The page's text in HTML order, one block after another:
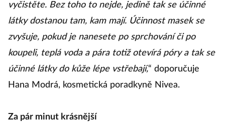
vyčistěte. Bez toho to nejde, jedině tak se účinné
látky dostanou tam, kam mají. Účinnost masek se
zvyšuje, pokud je nanesete po sprchování či po
koupeli, teplá voda a pára totiž otevírá póry a tak se
účinné látky do kůže lépe vstřebají,“ doporučuje
Hana Modrá, kosmetická poradkyně Nivea.
Za pár minut krásnější